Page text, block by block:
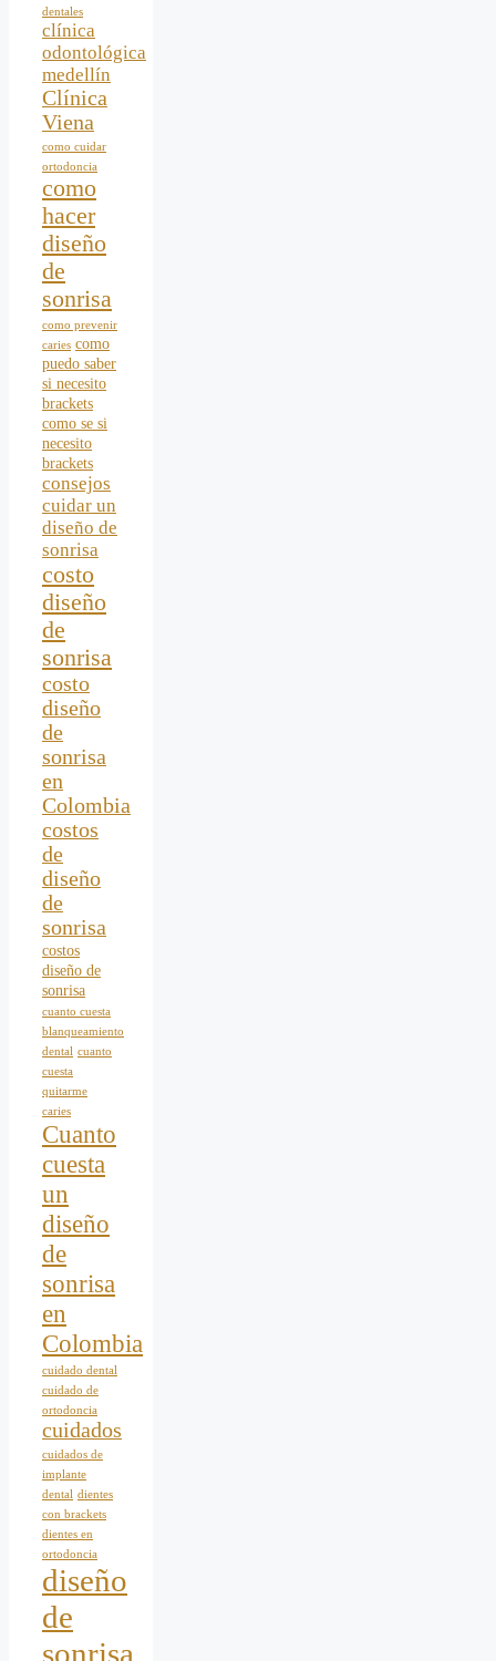
dentales
clínica
odontológica
medellín
Clínica
Viena
como cuidar
ortodoncia
como
hacer
diseño
de
sonrisa
como prevenir
caries como
puedo saber
si necesito
brackets
como se si
necesito
brackets
consejos
cuidar un
diseño de
sonrisa
costo
diseño
de
sonrisa
costo
diseño
de
sonrisa
en
Colombia
costos
de
diseño
de
sonrisa
costos
diseño de
sonrisa
cuanto cuesta
blanqueamiento
dental cuanto
cuesta
quitarme
caries
Cuanto
cuesta
un
diseño
de
sonrisa
en
Colombia
cuidado dental
cuidado de
ortodoncia
cuidados
cuidados de
implante
dental dientes
con brackets
dientes en
ortodoncia
diseño
de
sonrisa